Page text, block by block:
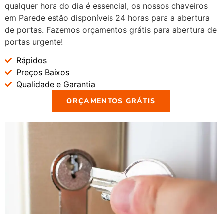
qualquer hora do dia é essencial, os nossos chaveiros
em Parede estão disponíveis 24 horas para a abertura
de portas. Fazemos orçamentos grátis para abertura de
portas urgente!
Rápidos
Preços Baixos
Qualidade e Garantia
ORÇAMENTOS GRÁTIS